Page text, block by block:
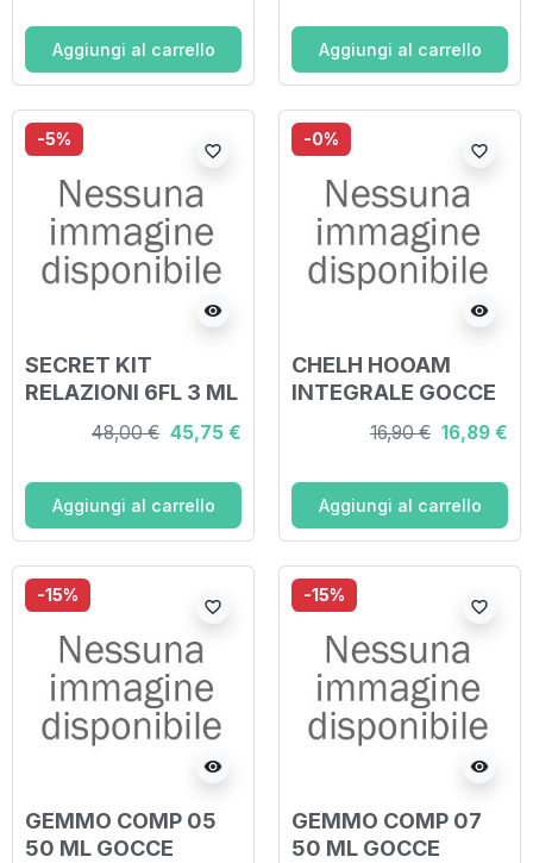
Aggiungi al carrello Aggiungi al carrello
-5%
visibility
favorite_border
SECRET KIT
RELAZIONI 6FL 3 ML
48,00 € 45,75 €
Aggiungi al carrello
-0%
visibility
favorite_border
CHELH HOOAM
INTEGRALE GOCCE
16,90 € 16,89 €
Aggiungi al carrello
-15%
visibility
favorite_border
GEMMO COMP 05
50 ML GOCCE
-15%
visibility
favorite_border
GEMMO COMP 07
50 ML GOCCE